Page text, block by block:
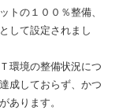
トの１００％整備、
して設定されまし
環境の整備状況につ
成しておらず、かつ
あります。